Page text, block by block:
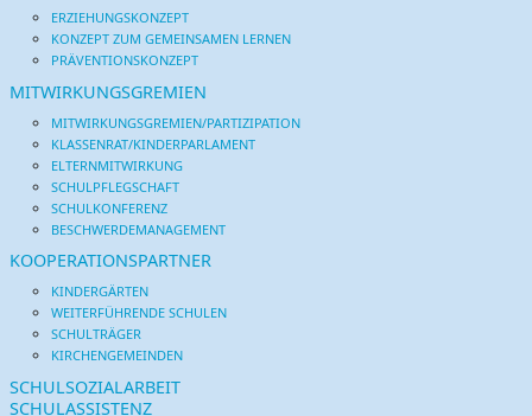
ERZIEHUNGSKONZEPT
KONZEPT ZUM GEMEINSAMEN LERNEN
PRÄVENTIONSKONZEPT
MITWIRKUNGSGREMIEN
MITWIRKUNGSGREMIEN/PARTIZIPATION
KLASSENRAT/KINDERPARLAMENT
ELTERNMITWIRKUNG
SCHULPFLEGSCHAFT
SCHULKONFERENZ
BESCHWERDEMANAGEMENT
KOOPERATIONSPARTNER
KINDERGÄRTEN
WEITERFÜHRENDE SCHULEN
SCHULTRÄGER
KIRCHENGEMEINDEN
SCHULSOZIALARBEIT
SCHULASSISTENZ